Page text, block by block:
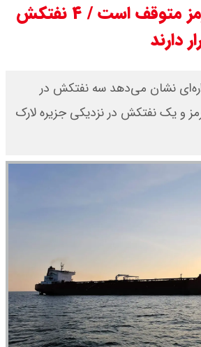
تردد در تنگه هرمز متوقف است / ۴ نفتکش
دارند
نشان می‌دهد سه نفتکش در
و یک نفتکش در نزدیکی جزیره لارک